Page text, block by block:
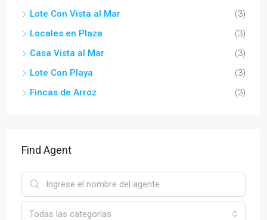
Lote Con Vista al Mar
(3)
Locales en Plaza
(3)
Casa Vista al Mar
(3)
Lote Con Playa
(3)
Fincas de Arroz
(3)
Find Agent
Todas las categorías